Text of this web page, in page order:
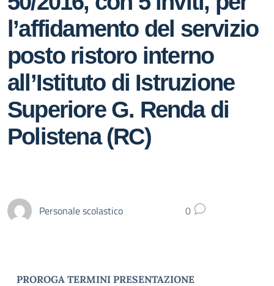
l’affidamento del servizio
posto ristoro interno
all’Istituto di Istruzione
Superiore G. Renda di
Polistena (RC)
Personale scolastico 0
PROROGA TERMINI PRESENTAZIONE